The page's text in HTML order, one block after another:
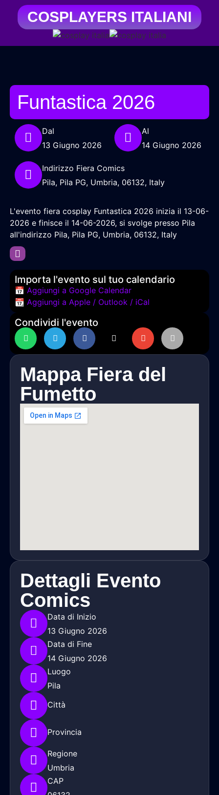
COSPLAYERS ITALIANI
Funtastica 2026
Dal
13 Giugno 2026
Al
14 Giugno 2026
Indirizzo Fiera Comics
Pila, Pila PG, Umbria, 06132, Italy
L'evento fiera cosplay Funtastica 2026 inizia il 13-06-
2026 e finisce il 14-06-2026, si svolge presso Pila
all'indirizzo Pila, Pila PG, Umbria, 06132, Italy
Importa l'evento sul tuo calendario
📅 Aggiungi a Google Calendar
📆 Aggiungi a Apple / Outlook / iCal
Condividi l'evento
Mappa Fiera del
Fumetto
Dettagli Evento
Comics
Data di Inizio
13 Giugno 2026
Data di Fine
14 Giugno 2026
Luogo
Pila
Città
Provincia
Regione
Umbria
CAP